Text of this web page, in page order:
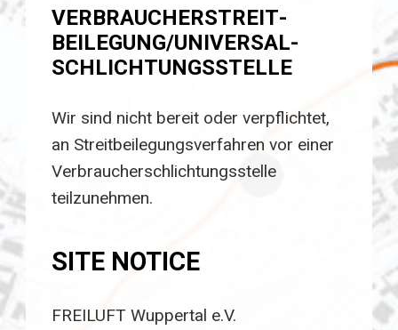
VERBRAUCHER­STREIT­
BEILEGUNG/UNIVERSAL­
SCHLICHTUNGS­STELLE
Wir sind nicht bereit oder verpflichtet,
an Streitbeilegungsverfahren vor einer
Verbraucherschlichtungsstelle
teilzunehmen.
SITE NOTICE
FREILUFT Wuppertal e.V.